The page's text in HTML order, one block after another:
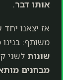
אותו דבר.
אז יצאנו
משותף: בנינו
שונות לשני
מבחנים